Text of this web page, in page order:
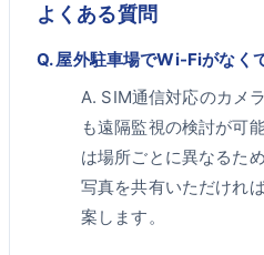
よくある質問
Q.屋外駐車場でWi-Fiがなく
A. SIM通信対応のカメ
も遠隔監視の検討が可
は場所ごとに異なるた
写真を共有いただけれ
案します。